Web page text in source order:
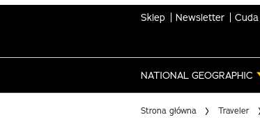
Sklep Newsletter
NATIONAL GEOGRAPHIC
Strona główna Traveler